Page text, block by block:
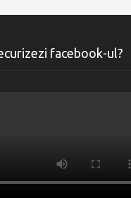
facebook-ul?